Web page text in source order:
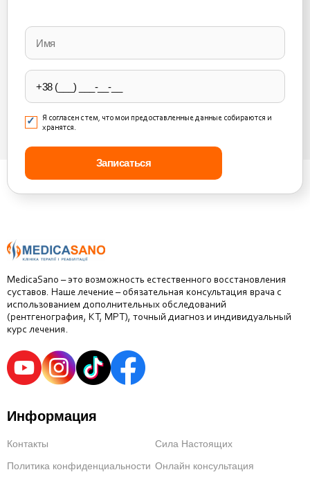
leave
this
field
empty.
Я согласен с тем, что мои предоставленные данные собираются и
хранятся.
MedicaSano – это возможность естественного восстановления
суставов. Наше лечение – обязательная консультация врача с
использованием дополнительных обследований
(рентгенография, КТ, МРТ), точный диагноз и индивидуальный
курс лечения.
Информация
Контакты
Сила Настоящих
Политика конфиденциальности Онлайн консультация